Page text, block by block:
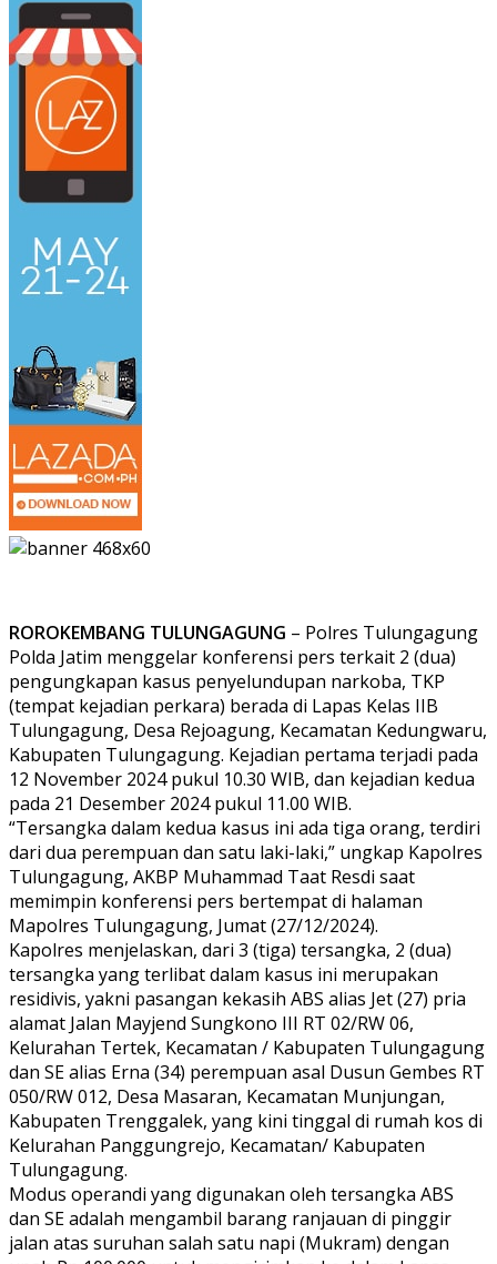
ROROKEMBANG TULUNGAGUNG – Polres Tulungagung
Polda Jatim menggelar konferensi pers terkait 2 (dua)
pengungkapan kasus penyelundupan narkoba, TKP
(tempat kejadian perkara) berada di Lapas Kelas IIB
Tulungagung, Desa Rejoagung, Kecamatan Kedungwaru,
Kabupaten Tulungagung. Kejadian pertama terjadi pada
12 November 2024 pukul 10.30 WIB, dan kejadian kedua
pada 21 Desember 2024 pukul 11.00 WIB.
“Tersangka dalam kedua kasus ini ada tiga orang, terdiri
dari dua perempuan dan satu laki-laki,” ungkap Kapolres
Tulungagung, AKBP Muhammad Taat Resdi saat
memimpin konferensi pers bertempat di halaman
Mapolres Tulungagung, Jumat (27/12/2024).
Kapolres menjelaskan, dari 3 (tiga) tersangka, 2 (dua)
tersangka yang terlibat dalam kasus ini merupakan
residivis, yakni pasangan kekasih ABS alias Jet (27) pria
alamat Jalan Mayjend Sungkono III RT 02/RW 06,
Kelurahan Tertek, Kecamatan / Kabupaten Tulungagung
dan SE alias Erna (34) perempuan asal Dusun Gembes RT
050/RW 012, Desa Masaran, Kecamatan Munjungan,
Kabupaten Trenggalek, yang kini tinggal di rumah kos di
Kelurahan Panggungrejo, Kecamatan/ Kabupaten
Tulungagung.
Modus operandi yang digunakan oleh tersangka ABS
dan SE adalah mengambil barang ranjauan di pinggir
jalan atas suruhan salah satu napi (Mukram) dengan